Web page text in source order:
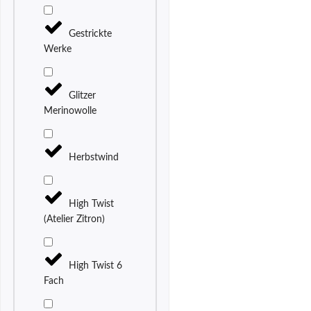
Gestrickte
Werke
Glitzer
Merinowolle
Herbstwind
High Twist
(Atelier Zitron)
High Twist 6
Fach